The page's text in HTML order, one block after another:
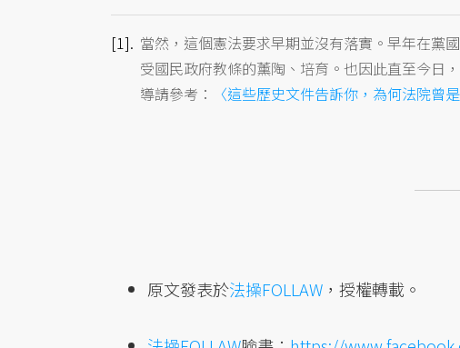
[1]. 當然，這個憲法要求早期並沒有落實。早年在黨
受國民政府教條的薰陶、培育。也因此直至今日
導請參考：
〈這些歷史文件告訴你，為何法院曾
原文發表於法操FOLLAW ，授權轉載。